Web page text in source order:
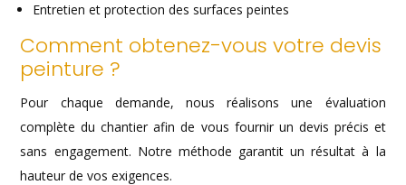
Entretien et protection des surfaces peintes
Comment obtenez-vous votre devis
peinture ?
Pour chaque demande, nous réalisons une évaluation
complète du chantier afin de vous fournir un devis précis et
sans engagement. Notre méthode garantit un résultat à la
hauteur de vos exigences.